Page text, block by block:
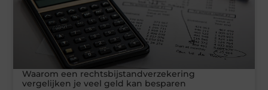
Waarom een rechtsbijstandverzekering
vergelijken je veel geld kan besparen